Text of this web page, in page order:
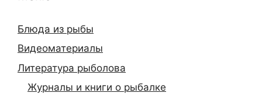
Блюда из рыбы
Видеоматериалы
Литература рыболова
Журналы и книги о рыбалке